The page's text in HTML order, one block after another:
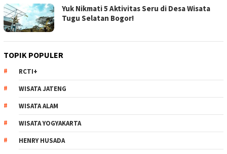
Yuk Nikmati 5 Aktivitas Seru di Desa Wisata
Tugu Selatan Bogor!
TOPIK POPULER
RCTI+
WISATA JATENG
WISATA ALAM
WISATA YOGYAKARTA
HENRY HUSADA